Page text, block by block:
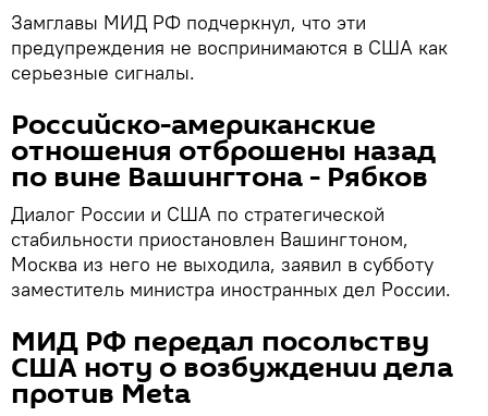
Замглавы МИД РФ подчеркнул, что эти
предупреждения не воспринимаются в США как
серьезные сигналы.
Российско-американские
отношения отброшены назад
по вине Вашингтона - Рябков
Диалог России и США по стратегической
стабильности приостановлен Вашингтоном,
Москва из него не выходила, заявил в субботу
заместитель министра иностранных дел России.
МИД РФ передал посольству
США ноту о возбуждении дела
против Meta